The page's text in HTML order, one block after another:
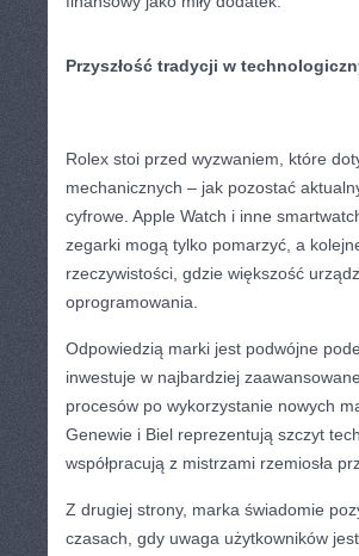
Przyszłość tradycji w
Rolex stoi przed wyzwaniem, które
mechanicznych – jak pozostać
cyfrowe. Apple Watch i inne
zegarki mogą tylko pomarzyć, a
rzeczywistości, gdzie większość
oprogramowania.
Odpowiedzią marki jest podwójne
inwestuje w najbardziej
procesów po wykorzystanie nowych
Genewie i Biel reprezentują szczyt
współpracują z mistrzami rzemiosła
Z drugiej strony, marka świadomie
czasach, gdy uwaga użytkowników